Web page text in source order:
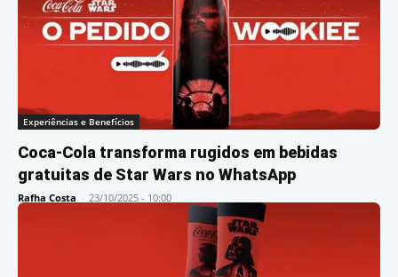
Experiências e Benefícios
Coca-Cola transforma rugidos em bebidas
gratuitas de Star Wars no WhatsApp
Rafha Costa - 23/10/2025 - 10:00